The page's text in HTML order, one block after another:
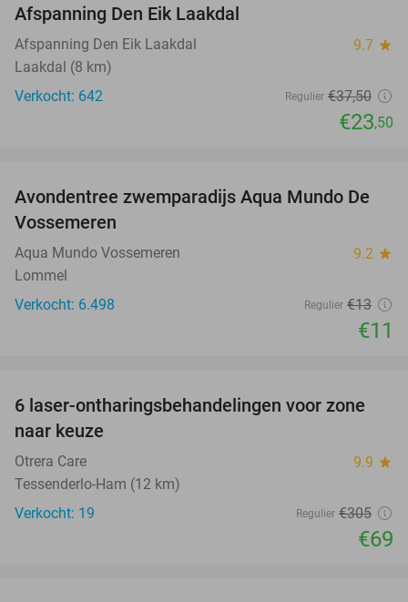
Afspanning Den Eik Laakdal
Afspanning Den Eik Laakdal 9.7 star
Laakdal (8 km)
Verkocht: 642
Regulier €37,50
€23,50
15%
Avondentree zwemparadijs Aqua Mundo De
Vossemeren
Aqua Mundo Vossemeren 9.2 star
Lommel
Verkocht: 6.498
Regulier €13
€11
77%
6 laser-ontharingsbehandelingen voor zone
naar keuze
Otrera Care 9.9 star
Tessenderlo-Ham (12 km)
Verkocht: 19
Regulier €305
€69